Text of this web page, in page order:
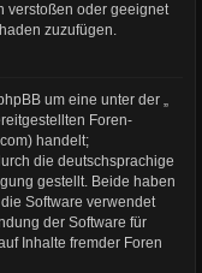
verstoßen oder geeignet
zuzufügen.
um eine unter der „
Foren-
handelt;
die deutschsprachige
gestellt. Beide haben
Software verwendet
der Software für
Inhalte fremder Foren